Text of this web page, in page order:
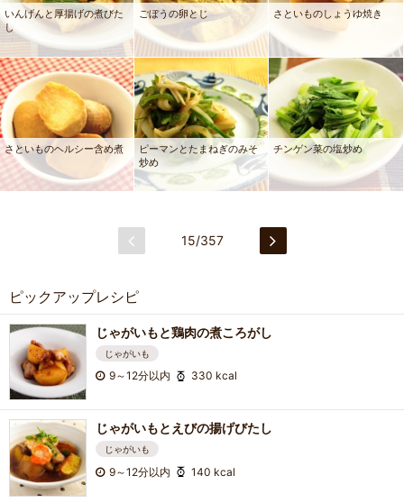
いんげんと厚揚げの煮びた
し
ごぼうの卵とじ さといものしょうゆ焼き
さといものヘルシー含め煮
ピーマンとたまねぎのみそ
炒め
チンゲン菜の塩炒め
15/357
ピックアップレシピ
じゃがいもと鶏肉の煮ころがし
じゃがいも
9～12分以内 330 kcal
じゃがいもとえびの揚げびたし
じゃがいも
9～12分以内 140 kcal